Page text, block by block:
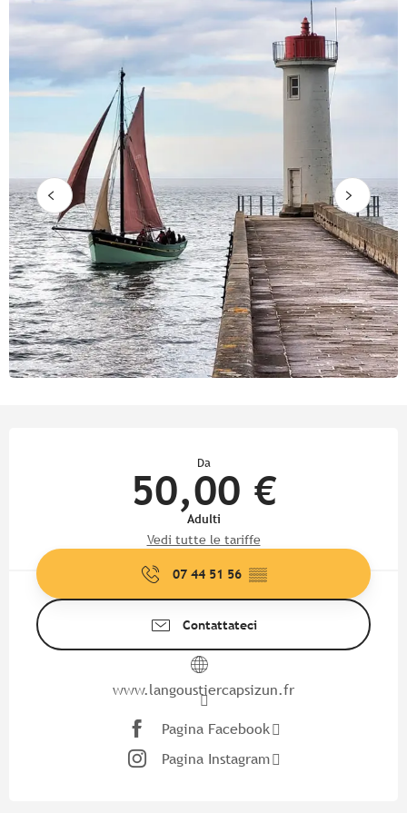
Da
50,00 €
Adulti
Vedi tutte le tariffe
07 44 51 56 ▒▒
Contattateci
www.langoustiercapsizun.fr
Pagina Facebook
Pagina Instagram